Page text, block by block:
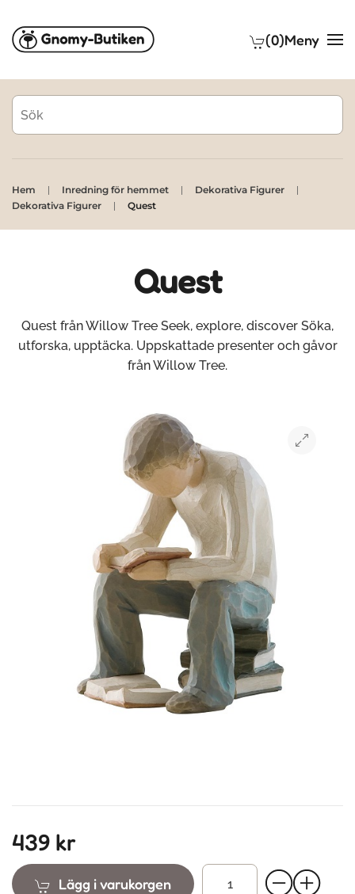
Skip to main content (0)Meny
Hem Inredning för hemmet
Dekorativa Figurer
Dekorativa Figurer
Quest
Quest
Quest från Willow Tree Seek, explore, discover Söka,
utforska, upptäcka. Uppskattade presenter och gåvor
från Willow Tree.
439 kr
Lägg i varukorgen